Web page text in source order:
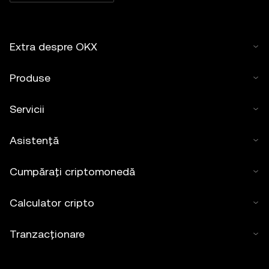
Extra despre OKX
Produse
Servicii
Asistență
Cumpărați criptomonedă
Calculator cripto
Tranzacționare